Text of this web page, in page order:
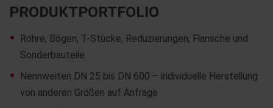
PRODUKTPORTFOLIO
Rohre, Bögen, T-Stücke, Reduzierungen, Flansche und
Sonderbauteile
Nennweiten DN 25 bis DN 600 – individuelle Herstellung
von anderen Größen auf Anfrage